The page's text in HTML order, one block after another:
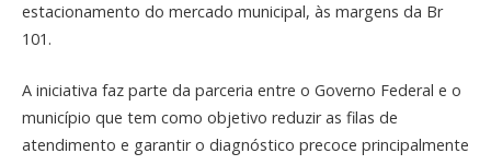
estacionamento do mercado municipal, às margens da Br
101.
A iniciativa faz parte da parceria entre o Governo Federal e o
município que tem como objetivo reduzir as filas de
atendimento e garantir o diagnóstico precoce principalmente